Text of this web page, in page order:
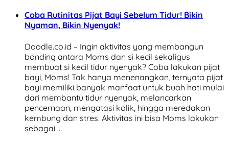
Coba Rutinitas Pijat Bayi Sebelum Tidur! Bikin
Nyaman, Bikin Nyenyak!
Doodle.co.id – Ingin aktivitas yang membangun
bonding antara Moms dan si kecil sekaligus
membuat si kecil tidur nyenyak? Coba lakukan pijat
bayi, Moms! Tak hanya menenangkan, ternyata pijat
bayi memiliki banyak manfaat untuk buah hati mulai
dari membantu tidur nyenyak, melancarkan
pencernaan, mengatasi kolik, hingga meredakan
kembung dan stres. Aktivitas ini bisa Moms lakukan
sebagai …